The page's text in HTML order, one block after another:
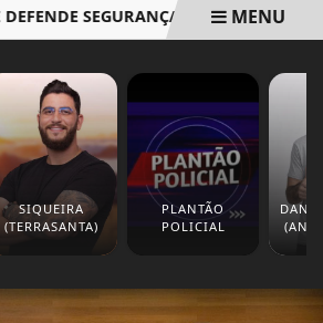
SEGURANÇA DO VOTOMENU
SIQUEIRA
(TERRASANTA)
PLANTÃO
POLICIAL